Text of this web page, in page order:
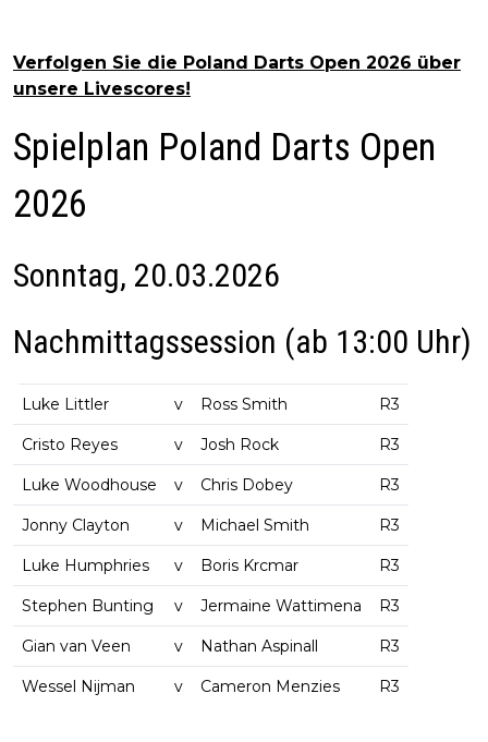
Verfolgen Sie die Poland Darts Open 2026 über
unsere Livescores!
Spielplan Poland Darts Open
2026
Sonntag, 20.03.2026
Nachmittagssession (ab 13:00 Uhr)
Luke Littler v Ross Smith R3
Cristo Reyes v Josh Rock R3
Luke Woodhouse v Chris Dobey R3
Jonny Clayton v Michael Smith R3
Luke Humphries v Boris Krcmar R3
Stephen Bunting v Jermaine Wattimena R3
Gian van Veen v Nathan Aspinall R3
Wessel Nijman v Cameron Menzies R3